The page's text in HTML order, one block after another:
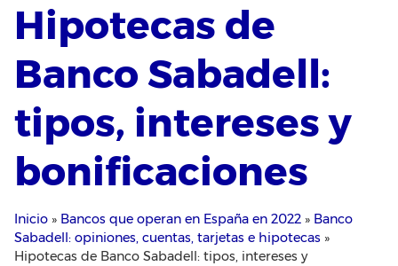
Hipotecas de
Banco Sabadell:
tipos, intereses y
bonificaciones
Inicio » Bancos que operan en España en 2022 » Banco
Sabadell: opiniones, cuentas, tarjetas e hipotecas »
Hipotecas de Banco Sabadell: tipos, intereses y